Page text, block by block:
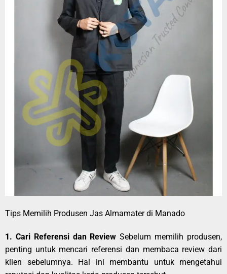
Tips Memilih Produsen Jas Almamater di Manado
1. Cari Referensi dan Review Sebelum memilih produsen,
penting untuk mencari referensi dan membaca review dari
klien sebelumnya. Hal ini membantu untuk mengetahui